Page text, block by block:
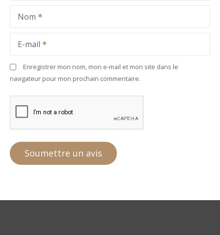
Nom
E-mail
Enregistrer mon nom, mon e-mail et mon site dans le
navigateur pour mon prochain commentaire.